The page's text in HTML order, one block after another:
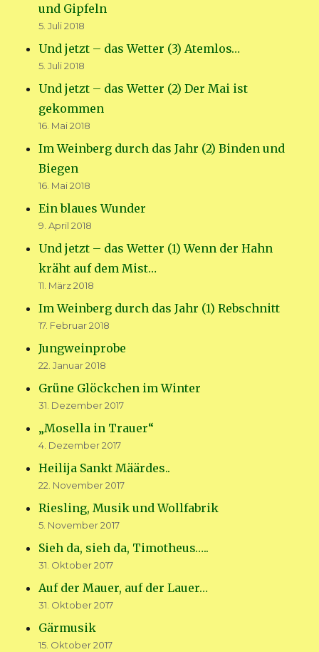
und Gipfeln
5. Juli 2018
Und jetzt – das Wetter (3) Atemlos…
5. Juli 2018
Und jetzt – das Wetter (2) Der Mai ist
gekommen
16. Mai 2018
Im Weinberg durch das Jahr (2) Binden und
Biegen
16. Mai 2018
Ein blaues Wunder
9. April 2018
Und jetzt – das Wetter (1) Wenn der Hahn
kräht auf dem Mist…
11. März 2018
Im Weinberg durch das Jahr (1) Rebschnitt
17. Februar 2018
Jungweinprobe
22. Januar 2018
Grüne Glöckchen im Winter
31. Dezember 2017
„Mosella in Trauer“
4. Dezember 2017
Heilija Sankt Määrdes..
22. November 2017
Riesling, Musik und Wollfabrik
5. November 2017
Sieh da, sieh da, Timotheus…..
31. Oktober 2017
Auf der Mauer, auf der Lauer…
31. Oktober 2017
Gärmusik
15. Oktober 2017